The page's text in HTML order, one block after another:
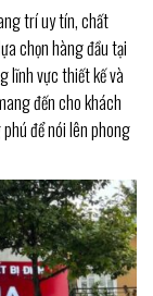
trí uy tín, chất
chọn hàng đầu tại
lĩnh vực thiết kế và
đến cho khách
để nói lên phong